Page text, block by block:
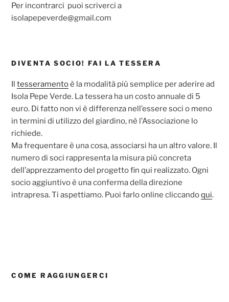
Per incontrarci puoi scriverci a
isolapepeverde@gmail.com
DIVENTA SOCIO! FAI LA TESSERA
Iltesseramentoè la modalità più semplice per aderire ad
Isola Pepe Verde. La tessera ha un costo annuale di 5
euro. Di fatto non vi è differenza nell’essere soci o meno
in termini di utilizzo del giardino, né l’Associazione lo
richiede.
Ma frequentare è una cosa, associarsi ha un altro valore. Il
numero di soci rappresenta la misura più concreta
dell’apprezzamento del progetto fin qui realizzato. Ogni
socio aggiuntivo è una conferma della direzione
intrapresa. Ti aspettiamo. Puoi farlo online cliccandoqui.
COME RAGGIUNGERCI